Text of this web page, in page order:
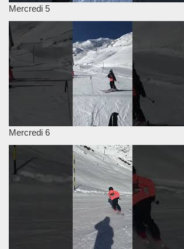
Mercredi 5
Mercredi 6